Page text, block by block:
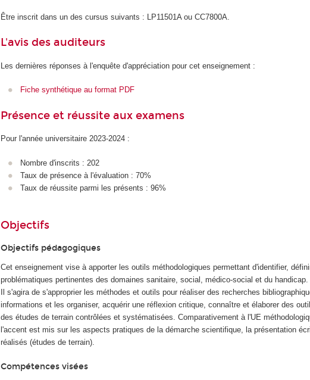
Être inscrit dans un des cursus suivants : LP11501A ou CC7800A.
L'avis des auditeurs
Les dernières réponses à l'enquête d'appréciation pour cet enseignement :
Fiche synthétique au format PDF
Présence et réussite aux examens
Pour l'année universitaire 2023-2024 :
Nombre d'inscrits : 202
Taux de présence à l'évaluation : 70%
Taux de réussite parmi les présents : 96%
Objectifs
Objectifs pédagogiques
Cet enseignement vise à apporter les outils méthodologiques permettant d'identifier,
problématiques pertinentes des domaines sanitaire, social, médico-social et du handicap.
Il s'agira de s'approprier les méthodes et outils pour réaliser des recherches
informations et les organiser, acquérir une réflexion critique, connaître et élaborer des
des études de terrain contrôlées et systématisées. Comparativement à l'UE
l'accent est mis sur les aspects pratiques de la démarche scientifique, la présentation
réalisés (études de terrain).
Compétences visées